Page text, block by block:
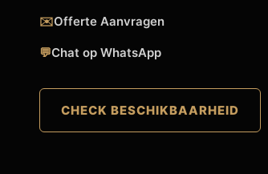
✉️Offerte Aanvragen
💬Chat op WhatsApp
CHECK BESCHIKBAARHEID